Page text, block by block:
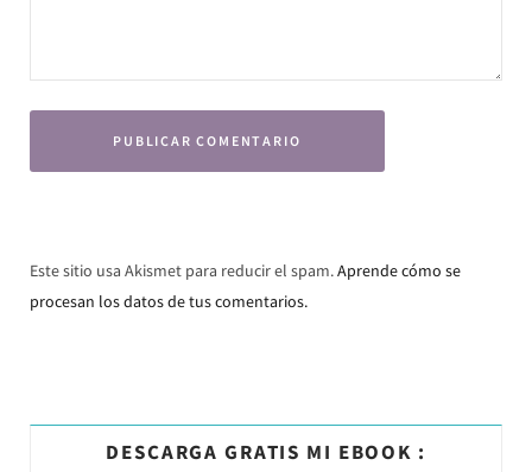
Este sitio usa Akismet para reducir el spam.Aprende cómo se
procesan los datos de tus comentarios.
DESCARGA GRATIS MI EBOOK :